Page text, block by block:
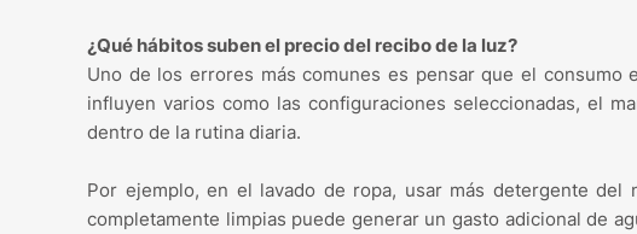
¿Qué hábitos suben el precio del recibo de la luz?
Uno de los errores más comunes es pensar que el consumo
influyen varios como las configuraciones seleccionadas, el
dentro de la rutina diaria.
Por ejemplo, en el lavado de ropa, usar más detergente
completamente limpias puede generar un gasto adicional de